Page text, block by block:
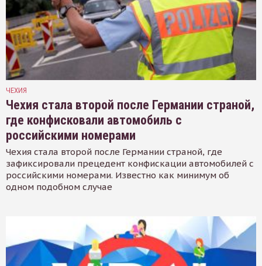
ЧЕХИЯ
Чехия стала второй после Германии страной,
где конфисковали автомобиль с
российскими номерами
Чехия стала второй после Германии страной, где
зафиксировали прецедент конфискации автомобилей с
российскими номерами. Известно как минимум об
одном подобном случае